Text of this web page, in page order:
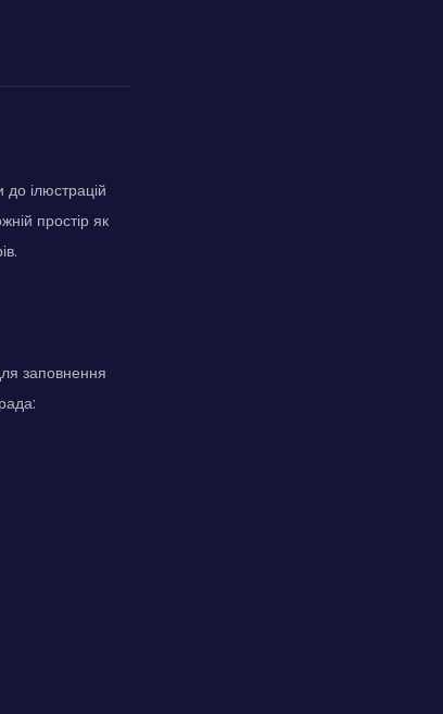
ілюстрацій
простір як
заповнення